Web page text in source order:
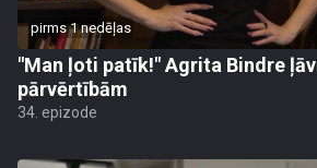
pirms 1 nedēļas
"Man ļoti patīk!" Agrita Bindre
pārvērtībām
34. epizode